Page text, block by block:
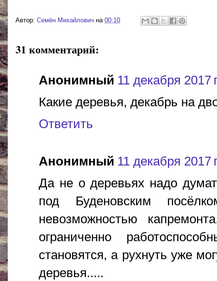
Автор: Cемён Михайлович на 00:10
31 комментарий:
Анонимный 11 декабря 2017
Какие деревья, декабрь на
Ответить
Анонимный 11 декабря 2017
Да не о деревьях надо
под Буденовским
невозможностью
ограниченно
становятся, а рухнуть уже
деревья.....